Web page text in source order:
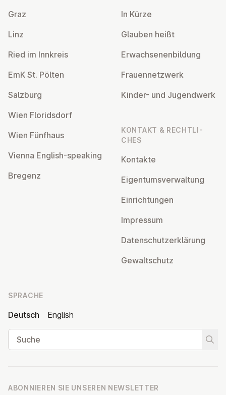
Graz
Linz
Ried im Innkreis
EmK St. Pölten
Salzburg
Wien Flo­rids­dorf
Wien Fünfhaus
Vienna English-speaking
Bregenz
In Kürze
Glauben heißt
Er­wach­se­nen­bil­dung
Frau­en­netz­werk
Kinder- und Ju­gend­werk
KONTAKT & RECHT­LI­
CHES
Kontakte
Ei­gen­tums­ver­wal­tung
Ein­rich­tun­gen
Impressum
Da­ten­schutz­er­klä­rung
Ge­walt­schutz
SPRACHE
Deutsch
English
Suche
ABONNIEREN SIE UNSEREN NEWSLETTER